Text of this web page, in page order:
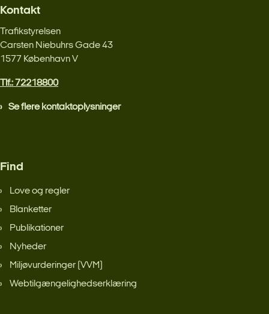
Kontakt
Trafikstyrelsen
Carsten Niebuhrs Gade 43
1577 København V
Tlf.: 72218800
Se flere kontaktoplysninger
Find
Love og regler
Blanketter
Publikationer
Nyheder
Miljøvurderinger (VVM)
Webtilgængelighedserklæring